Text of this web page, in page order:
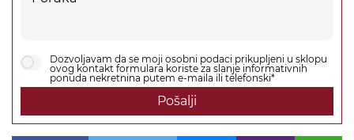
Dozvoljavam da se moji osobni podaci prikupljeni u sklopu
ovog kontakt formulara koriste za slanje informativnih
ponuda nekretnina putem e-maila ili telefonski*
Pošalji